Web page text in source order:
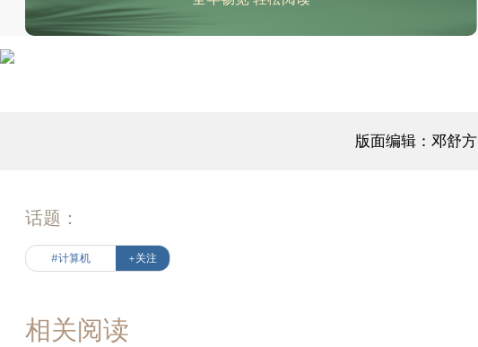
版面编辑：邓舒方
话题：
#计算机 +关注
相关阅读